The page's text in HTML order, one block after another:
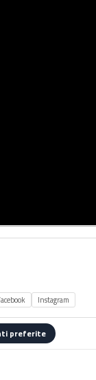
Instagram
preferite